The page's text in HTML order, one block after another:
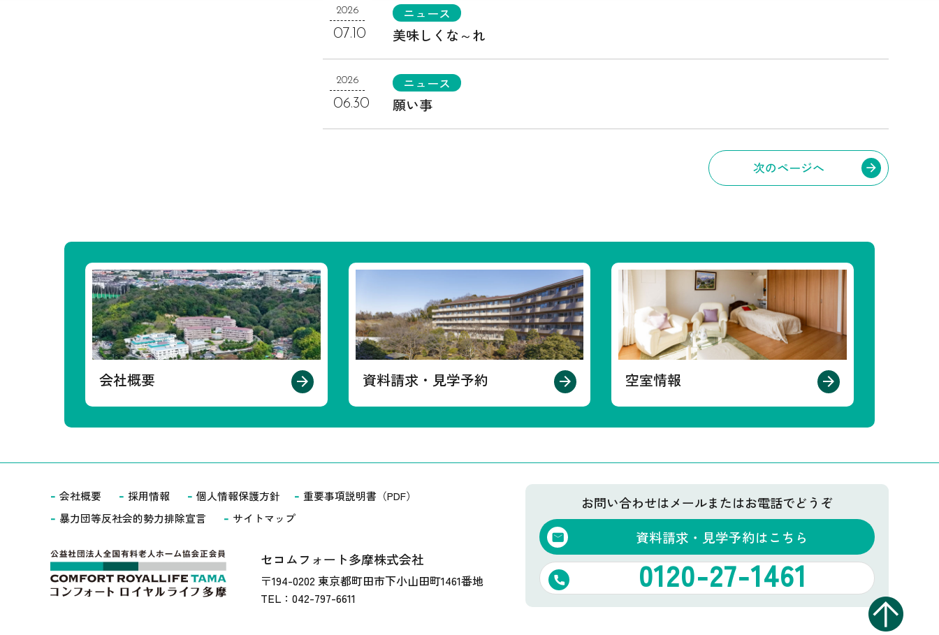
2026
07.10
ニュース
美味しくな～れ
2026
06.30
ニュース
願い事
次のページへ
会社概要 資料請求・見学予約 空室情報
会社概要 採用情報 個人情報保護方針
重要事項説明書（PDF）
暴力団等反社会的勢力排除宣言
サイトマップ
セコムフォート多摩株式会社
〒194-0202 東京都町田市下小山田町1461番地
TEL：042-797-6611
お問い合わせはメールまたはお電話でどうぞ
資料請求・見学予約はこちら
0120-27-1461